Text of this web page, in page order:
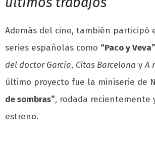
Además del cine, también participó
series españolas como “Paco y Veva”
del doctor García, Citas Barcelona yA
último proyecto fue la miniserie de
de sombras”, rodada recientemente
estreno.